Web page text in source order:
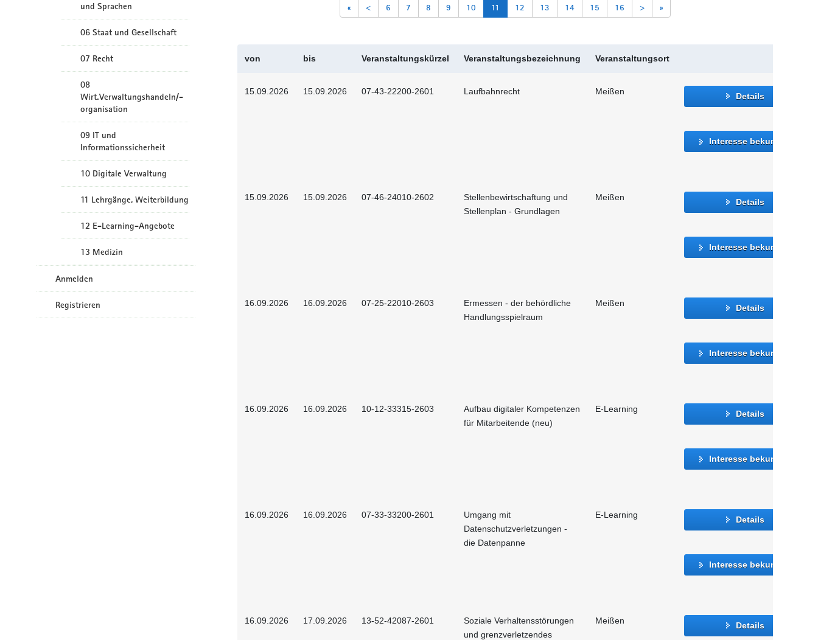
und Sprachen
06 Staat und Gesellschaft
07 Recht
08
Wirt.Verwaltungshandeln/-
organisation
09 IT und
Informationssicherheit
10 Digitale Verwaltung
11 Lehrgänge, Weiterbildung
12 E-Learning-Angebote
13 Medizin
Anmelden
Registrieren
« < 6 7 8 9 10 11 12 13 14 15 16 > »
von bis Veranstaltungskürzel Veranstaltungsbezeichnung Veranstaltungsort
15.09.2026 15.09.2026 07-43-22200-2601 Laufbahnrecht Meißen Details
Interesse bekunden
15.09.2026 15.09.2026 07-46-24010-2602
Stellenbewirtschaftung und
Stellenplan - Grundlagen
Meißen Details
Interesse bekunden
16.09.2026 16.09.2026 07-25-22010-2603
Ermessen - der behördliche
Handlungsspielraum
Meißen Details
Interesse bekunden
16.09.2026 16.09.2026 10-12-33315-2603
Aufbau digitaler Kompetenzen
für Mitarbeitende (neu)
E-Learning Details
Interesse bekunden
16.09.2026 16.09.2026 07-33-33200-2601
Umgang mit
Datenschutzverletzungen -
die Datenpanne
E-Learning Details
Interesse bekunden
16.09.2026 17.09.2026 13-52-42087-2601
Soziale Verhaltensstörungen
und grenzverletzendes
Meißen Details